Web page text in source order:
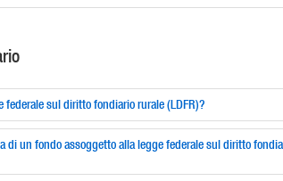
sul diritto fondiario rurale (LDFR)?
di un fondo assoggetto alla legge federale sul diritto